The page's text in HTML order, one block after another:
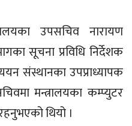
उपसचिव नारायण
सूचना प्रविधि निर्देशक
संस्थानका उपप्राध्यापक
मन्त्रालयका कम्प्युटर
थियो ।